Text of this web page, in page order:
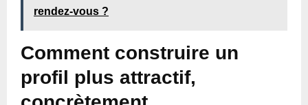
rendez-vous ?
Comment construire un
profil plus attractif,